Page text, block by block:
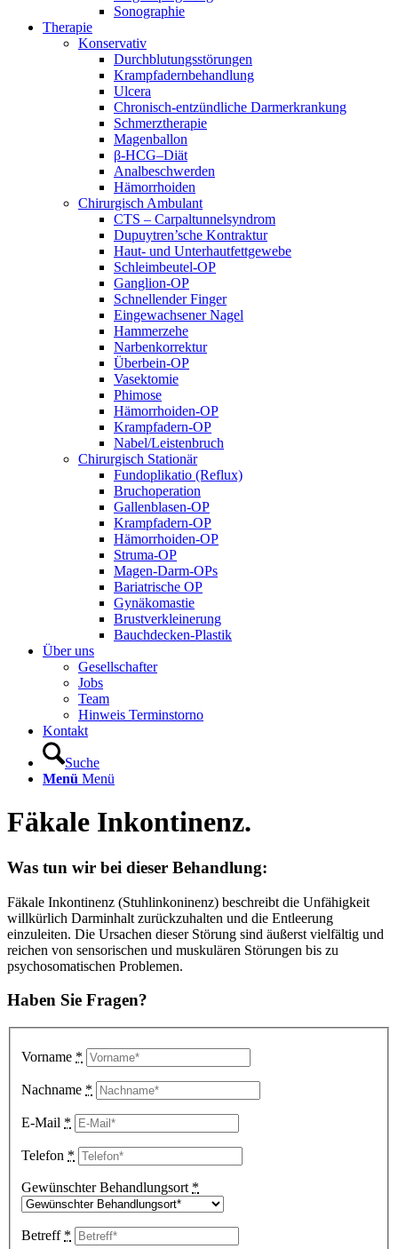
Sonographie
Therapie
Konservativ
Durchblutungsstörungen
Krampfadernbehandlung
Ulcera
Chronisch-entzündliche Darmerkrankung
Schmerztherapie
Magenballon
β-HCG–Diät
Analbeschwerden
Hämorrhoiden
Chirurgisch Ambulant
CTS – Carpaltunnelsyndrom
Dupuytren’sche Kontraktur
Haut- und Unterhautfettgewebe
Schleimbeutel-OP
Ganglion-OP
Schnellender Finger
Eingewachsener Nagel
Hammerzehe
Narbenkorrektur
Überbein-OP
Vasektomie
Phimose
Hämorrhoiden-OP
Krampfadern-OP
Nabel/Leistenbruch
Chirurgisch Stationär
Fundoplikatio (Reflux)
Bruchoperation
Gallenblasen-OP
Krampfadern-OP
Hämorrhoiden-OP
Struma-OP
Magen-Darm-OPs
Bariatrische OP
Gynäkomastie
Brustverkleinerung
Bauchdecken-Plastik
Über uns
Gesellschafter
Jobs
Team
Hinweis Terminstorno
Kontakt
Suche
Menü Menü
Fäkale Inkontinenz.
Was tun wir bei dieser Behandlung:
Fäkale Inkontinenz (Stuhlinkoninenz) beschreibt die Unfähigkeit
willkürlich Darminhalt zurückzuhalten und die Entleerung
einzuleiten. Die Ursachen dieser Störung sind äußerst vielfältig und
reichen von sensorischen und muskulären Störungen bis zu
psychosomatischen Problemen.
Haben Sie Fragen?
Vorname *
Nachname *
E-Mail *
Telefon *
Gewünschter Behandlungsort *
Betreff *